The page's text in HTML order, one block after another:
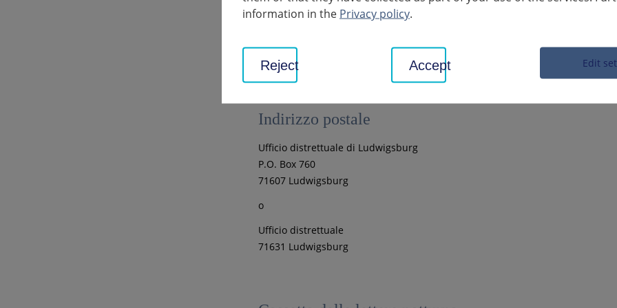
www.instagram.com/landratsamt_ludwigsburg/
www.youtube.com/@landratsamtludwigsburg3797
Indirizzo postale
Ufficio distrettuale di Ludwigsburg
P.O. Box 760
71607 Ludwigsburg
o
Ufficio distrettuale
71631 Ludwigsburg
information in the Privacy policy.
Edit
Reject Accept